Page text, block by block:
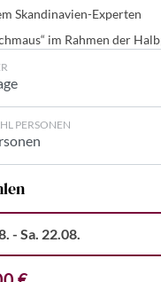
Skandinavien-Experten
im Rahmen der
PERSONEN
- Sa. 22.08.